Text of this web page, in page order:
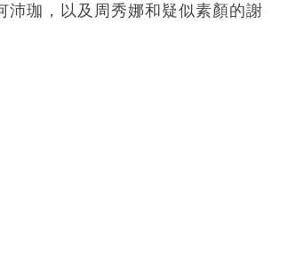
珈，以及周秀娜和疑似素顏的謝